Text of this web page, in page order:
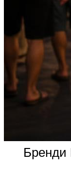
Бренди